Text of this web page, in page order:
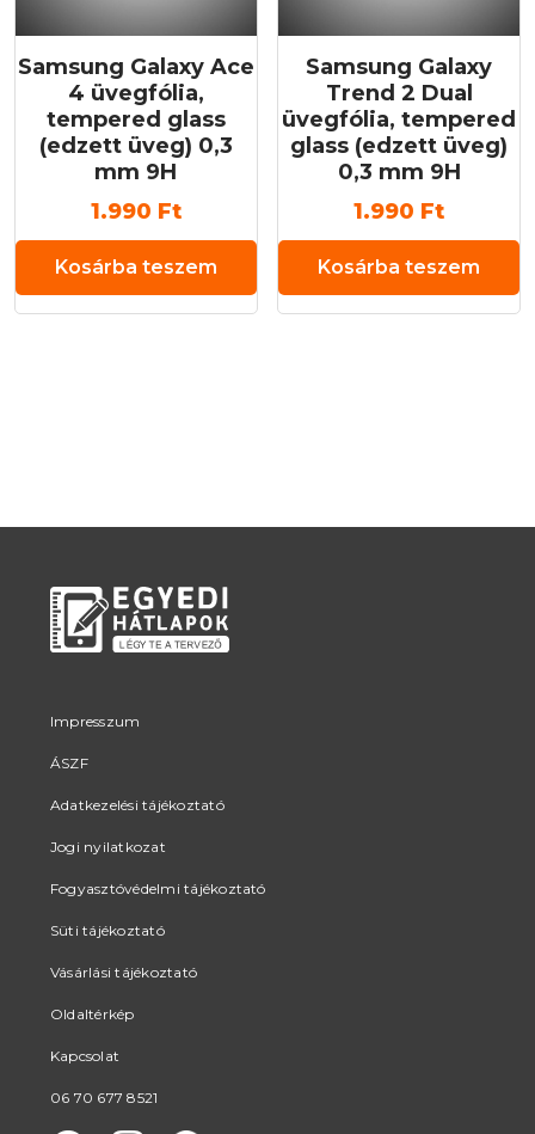
Samsung Galaxy Ace
4 üvegfólia,
tempered glass
(edzett üveg) 0,3
mm 9H
1.990 Ft
Kosárba teszem
Samsung Galaxy
Trend 2 Dual
üvegfólia, tempered
glass (edzett üveg)
0,3 mm 9H
1.990 Ft
Kosárba teszem
Impresszum
ÁSZF
Adatkezelési tájékoztató
Jogi nyilatkozat
Fogyasztóvédelmi tájékoztató
Süti tájékoztató
Vásárlási tájékoztató
Oldaltérkép
Kapcsolat
06 70 677 8521